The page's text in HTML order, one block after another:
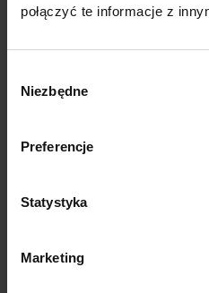
połączyć te informacje z
zgody
Niezbędne
Preferencje
Statystyka
Marketing